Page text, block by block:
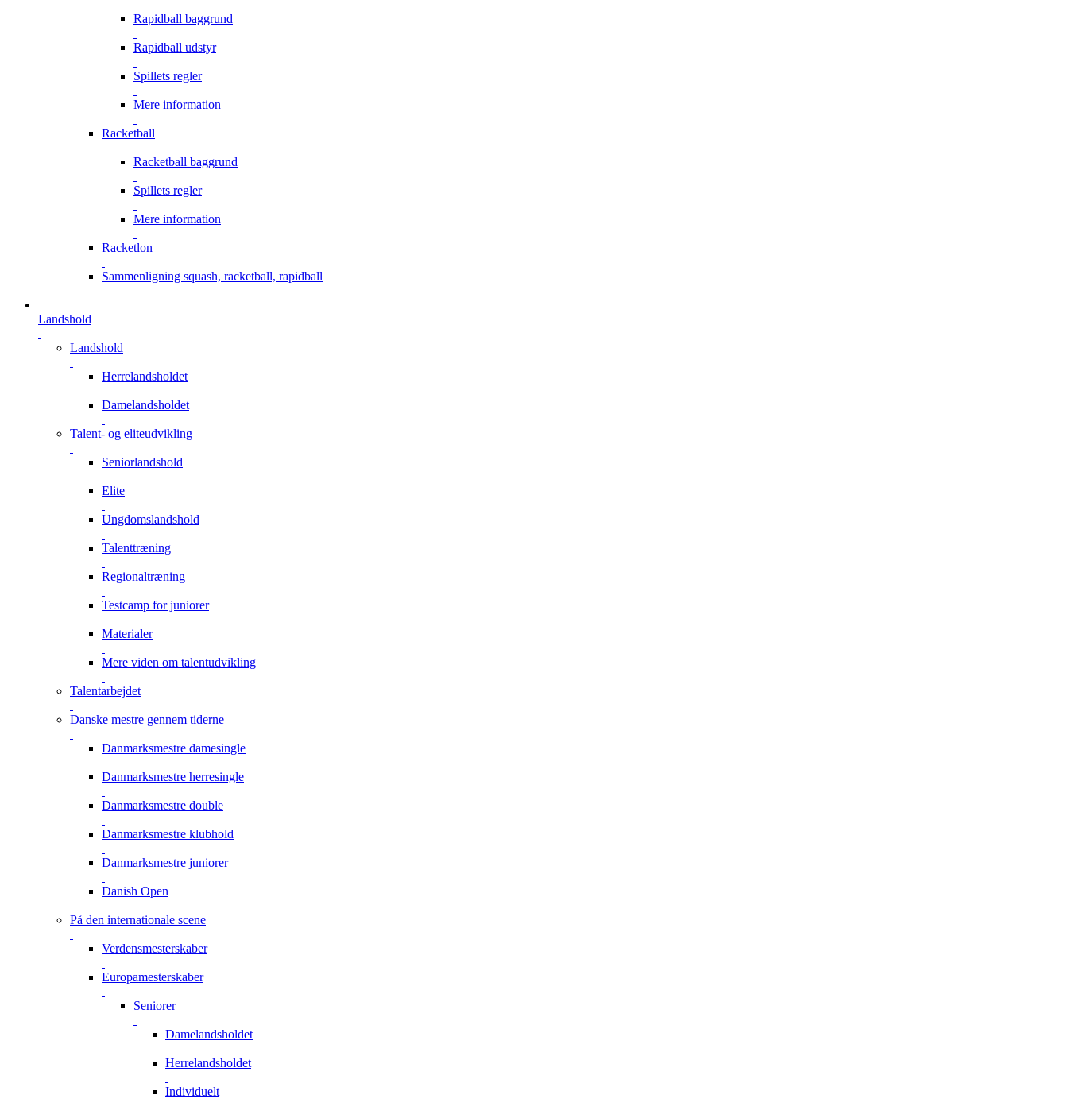
Rapidball baggrund
Rapidball udstyr
Spillets regler
Mere information
Racketball
Racketball baggrund
Spillets regler
Mere information
Racketlon
Sammenligning squash, racketball, rapidball
Landshold
Landshold
Herrelandsholdet
Damelandsholdet
Talent- og eliteudvikling
Seniorlandshold
Elite
Ungdomslandshold
Talenttræning
Regionaltræning
Testcamp for juniorer
Materialer
Mere viden om talentudvikling
Talentarbejdet
Danske mestre gennem tiderne
Danmarksmestre damesingle
Danmarksmestre herresingle
Danmarksmestre double
Danmarksmestre klubhold
Danmarksmestre juniorer
Danish Open
På den internationale scene
Verdensmesterskaber
Europamesterskaber
Seniorer
Damelandsholdet
Herrelandsholdet
Individuelt